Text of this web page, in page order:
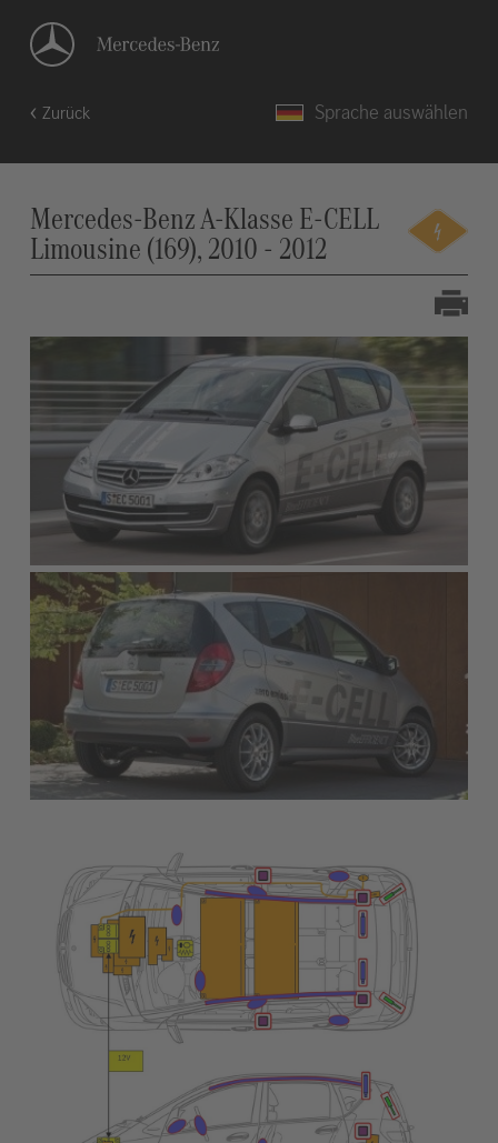
Zurück Sprache auswählen
Mercedes-Benz A-Klasse E-CELL
Limousine (169), 2010 - 2012